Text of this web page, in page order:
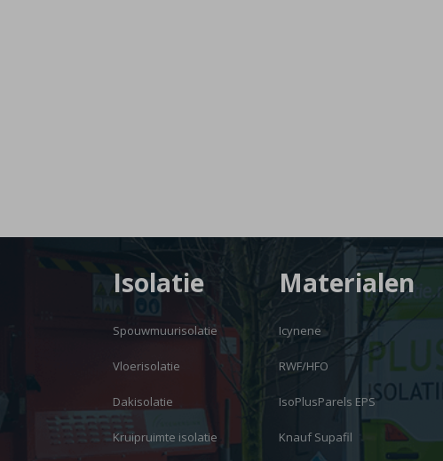
Isolatie
Spouwmuurisolatie
Vloerisolatie
Dakisolatie
Kruipruimte isolatie
Materialen
Icynene
RWF/HFO
IsoPlusParels EPS
Knauf Supafil